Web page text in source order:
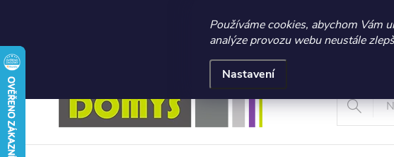
☀️ LETNÍ AKCE 2026 – sleva 300
Používáme cookies, abychom Vám
analýze provozu webu neustále
Nastavení
Přejít
na
obsah
Obchodní podmínky Vrácení a